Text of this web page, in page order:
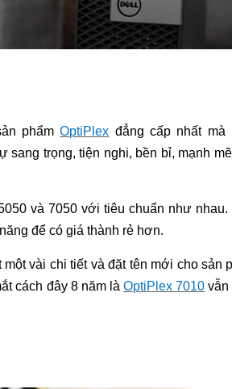
phẩmOptiPlex đẳng cấp nhất mà
trọng, tiện nghi, bền bỉ, mạnh
và 7050 với tiêu chuẩn như
để có giá thành rẻ hơn.
vài chi tiết và đặt tên mới cho
cách đây 8 năm làOptiPlex 7010 vẫn